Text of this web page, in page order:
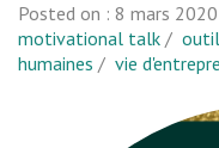
Posted on : 8 mars 2020
motivational talk /
humaines / vie